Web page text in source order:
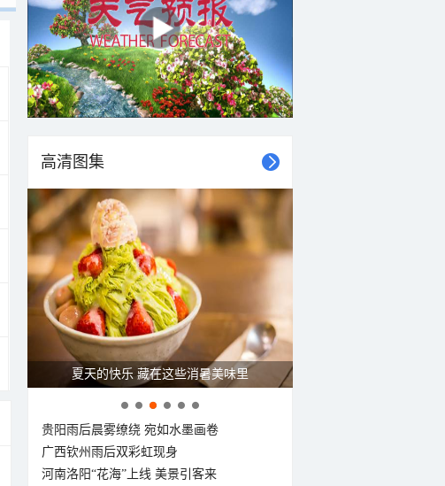
高清图集
夏天的快乐 藏在这些消暑美味里
贵阳雨后晨雾缭绕 宛如水墨画卷
广西钦州雨后双彩虹现身
河南洛阳“花海”上线 美景引客来